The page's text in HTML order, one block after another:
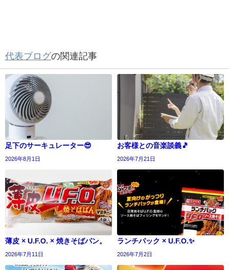
代表ブログの関連記事
足下のサーキュレーター😎
2026年8月1日
お客様との音楽談義🎵
2026年7月21日
薄皮 × U.F.O. × 焼きそばパン。
2026年7月11日
ランチパック × U.F.O.✨
2026年7月2日